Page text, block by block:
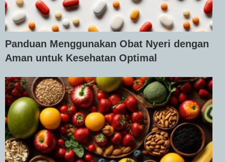
Panduan Menggunakan Obat Nyeri dengan
Aman untuk Kesehatan Optimal